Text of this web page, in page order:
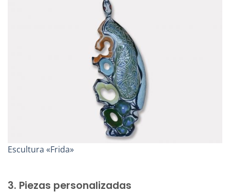
Escultura «Frida»
3. Piezas personalizadas